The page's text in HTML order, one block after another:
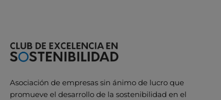
Asociación de empresas sin ánimo de lucro que
promueve el desarrollo de la sostenibilidad en el